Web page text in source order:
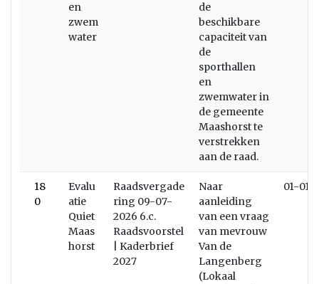
en
zwem
water
de
beschikbare
capaciteit van
de
sporthallen
en
zwemwater in
de gemeente
Maashorst te
verstrekken
aan de raad.
18
0
Evalu
atie
Quiet
Maas
horst
Raadsvergade
ring 09-07-
2026 6.c.
Raadsvoorstel
| Kaderbrief
2027
Naar
aanleiding
van een vraag
van mevrouw
Van de
Langenberg
(Lokaal
01-01-